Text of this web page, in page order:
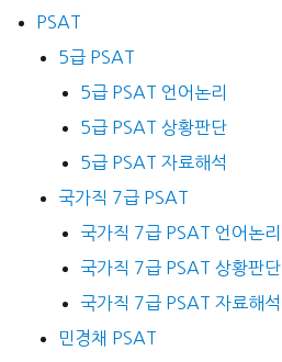
PSAT
5급 PSAT
5급 PSAT 언어논리
5급 PSAT 상황판단
5급 PSAT 자료해석
국가직 7급 PSAT
국가직 7급 PSAT 언어논리
국가직 7급 PSAT 상황판단
국가직 7급 PSAT 자료해석
민경채 PSAT